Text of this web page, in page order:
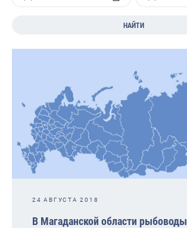
НАЙТИ
24 АВГУСТА 2018
В Магаданской области рыбоводы